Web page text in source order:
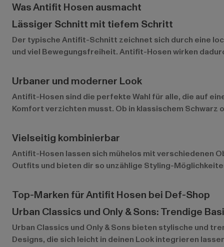
Was Antifit Hosen ausmacht
Lässiger Schnitt mit tiefem Schritt
Der typische Antifit-Schnitt zeichnet sich durch eine
und viel Bewegungsfreiheit. Antifit-Hosen wirken
Urbaner und moderner Look
Antifit-Hosen sind die perfekte Wahl für alle, die auf
Komfort verzichten musst. Ob in klassischem
Vielseitig kombinierbar
Antifit-Hosen lassen sich mühelos mit verschiedenen
Outfits und bieten dir so unzählige Styling-
Top-Marken für Antifit Hosen bei Def-Shop
Urban Classics und Only & Sons: Trendige
Urban Classics und Only & Sons bieten stylische und
Designs, die sich leicht in deinen Look integrieren